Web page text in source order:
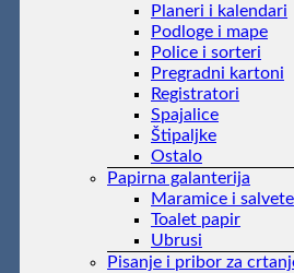
Planeri i kalendari
Podloge i mape
Police i sorteri
Pregradni kartoni
Registratori
Spajalice
Štipaljke
Ostalo
Papirna galanterija
Maramice i salvete
Toalet papir
Ubrusi
Pisanje i pribor za